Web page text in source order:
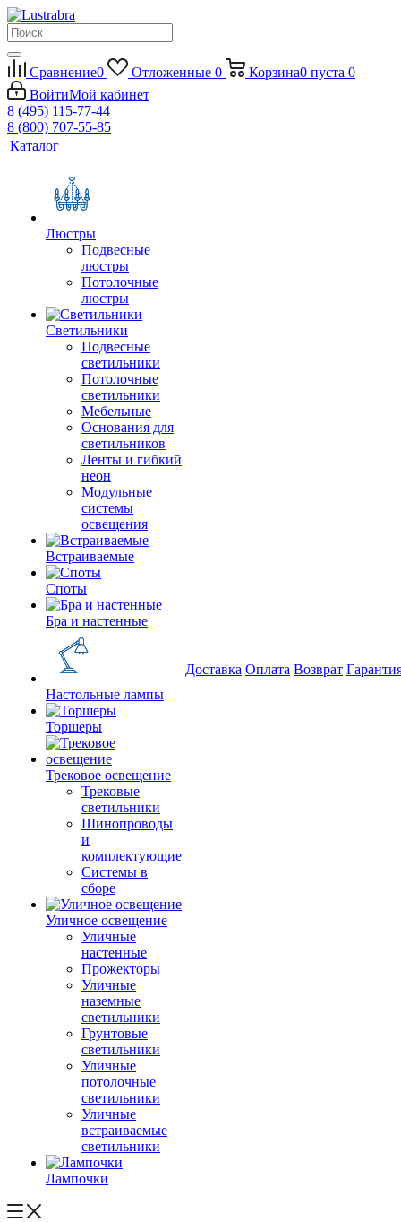
Сравнение0 Отложенные 0 Корзина0 пуста 0
ВойтиМой кабинет
8 (495) 115-77-44
8 (800) 707-55-85
Каталог
Люстры
Подвесные
люстры
Потолочные
люстры
Светильники
Подвесные
светильники
Потолочные
светильники
Мебельные
Основания для
светильников
Ленты и гибкий
неон
Модульные
системы
освещения
Встраиваемые
Споты
Бра и настенные
Настольные лампы
Торшеры
Трековое освещение
Трековые
светильники
Шинопроводы
и
комплектующие
Системы в
сборе
Уличное освещение
Уличные
настенные
Прожекторы
Уличные
наземные
светильники
Грунтовые
светильники
Уличные
потолочные
светильники
Уличные
встраиваемые
светильники
Лампочки
Доставка Оплата Возврат